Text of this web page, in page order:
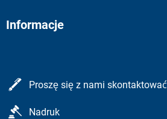
Informacje
Proszę się z nami skontaktować
Nadruk